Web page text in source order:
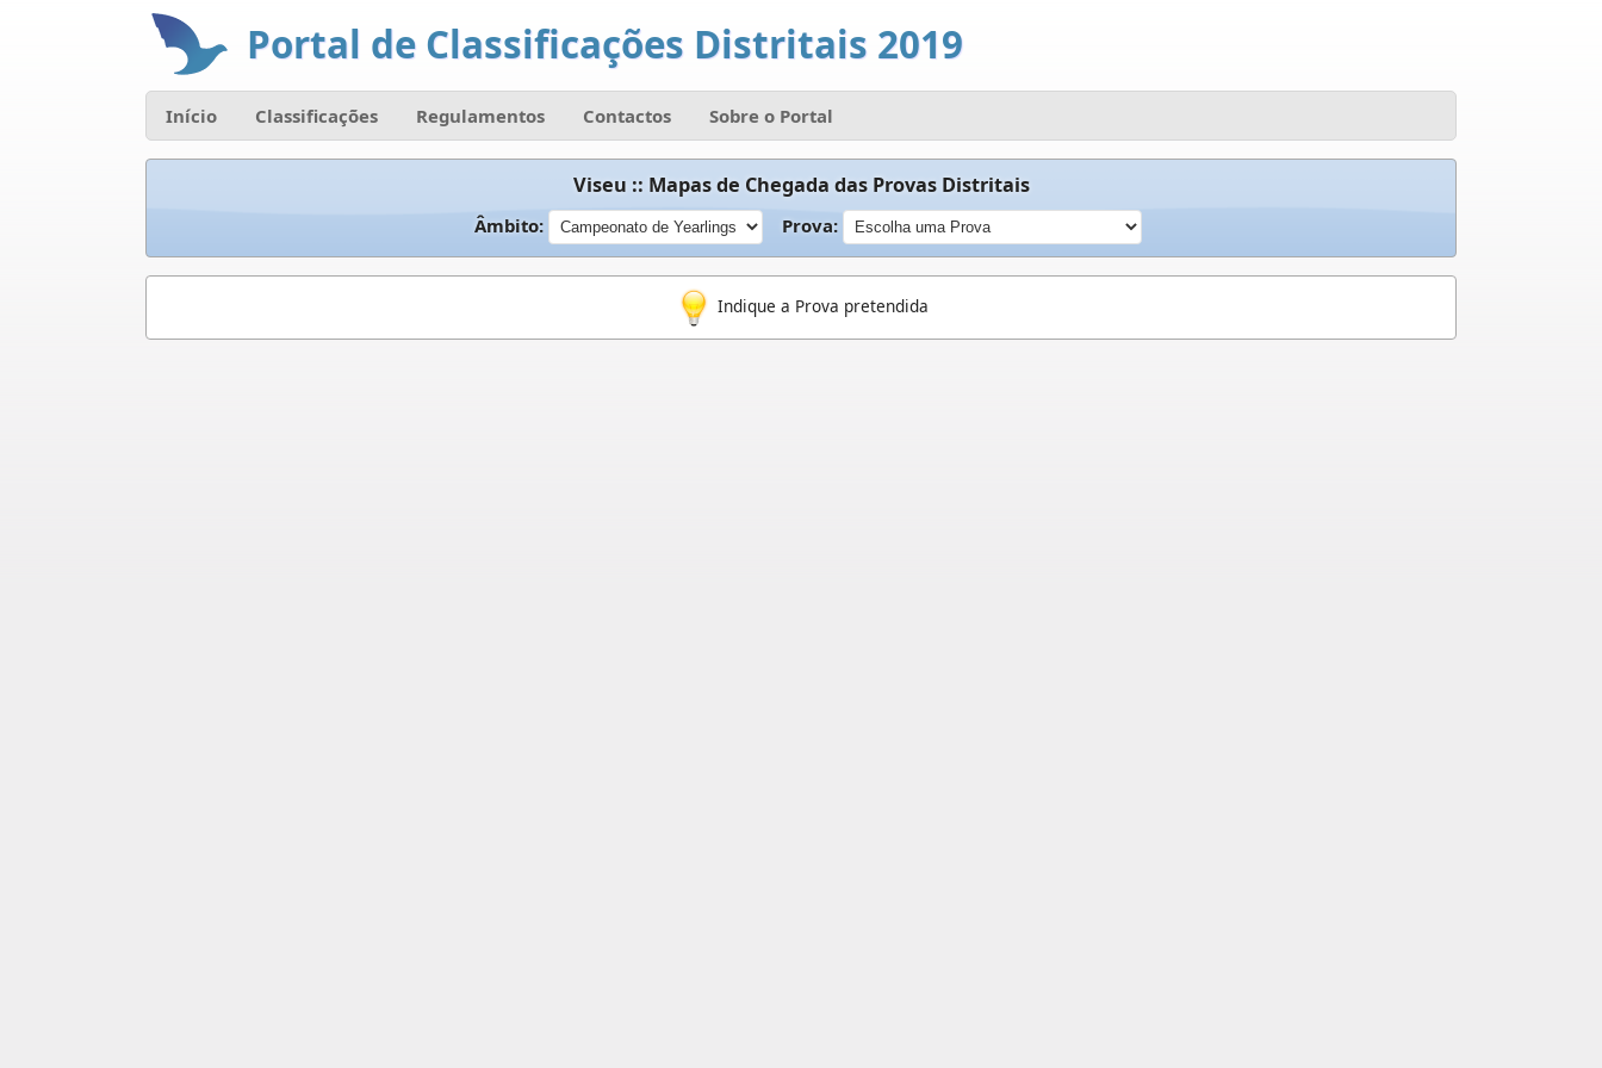
Portal de Classificações Distritais 2019
Início Classificações Regulamentos Contactos Sobre o Portal
Viseu :: Mapas de Chegada das Provas Distritais
Âmbito: Prova:
Indique a Prova pretendida